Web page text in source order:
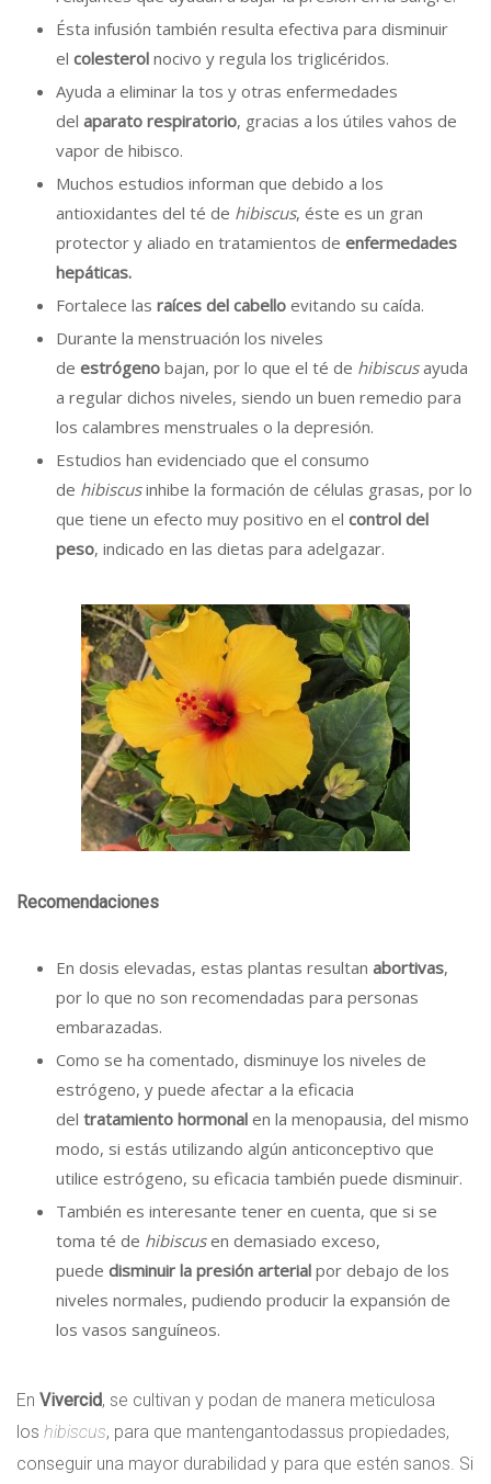
Ésta infusión también resulta efectiva para disminuir
el colesterol nocivo y regula los triglicéridos.
Ayuda a eliminar la tos y otras enfermedades
del aparato respiratorio, gracias a los útiles vahos de
vapor de hibisco.
Muchos estudios informan que debido a los
antioxidantes del té de hibiscus, éste es un gran
protector y aliado en tratamientos de enfermedades
hepáticas.
Fortalece las raíces del cabello evitando su caída.
Durante la menstruación los niveles
de estrógeno bajan, por lo que el té de hibiscusayuda
a regular dichos niveles, siendo un buen remedio para
los calambres menstruales o la depresión.
Estudios han evidenciado que el consumo
de hibiscusinhibe la formación de células grasas, por lo
que tiene un efecto muy positivo en el control del
peso, indicado en las dietas para adelgazar.
Recomendaciones
En dosis elevadas, estas plantas resultan abortivas,
por lo que no son recomendadas para personas
embarazadas.
Como se ha comentado, disminuye los niveles de
estrógeno, y puede afectar a la eficacia
del tratamiento hormonal en la menopausia, del mismo
modo, si estás utilizando algún anticonceptivo que
utilice estrógeno, su eficacia también puede disminuir.
También es interesante tener en cuenta, que si se
toma té de hibiscusen demasiado exceso,
puede disminuir la presión arterial por debajo de los
niveles normales, pudiendo producir la expansión de
los vasos sanguíneos.
En Vivercid, se cultivan y podan de manera meticulosa
los hibiscus, para que mantengantodassus propiedades,
conseguir una mayor durabilidad y para que estén sanos. Si